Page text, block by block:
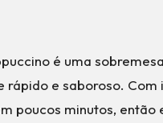
é uma
rápido e saboroso.
poucos minutos,